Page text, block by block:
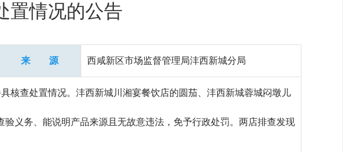
置情况的公告
来 源 西咸新区市场监督管理局沣西新城分局
核查处置情况。沣西新城川湘宴餐饮店的圆茄、沣西新城蓉城闷墩儿
义务、能说明产品来源且无故意违法，免予行政处罚。两店排查发现